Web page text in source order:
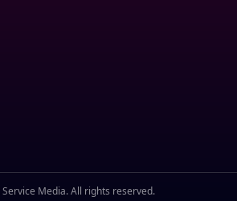
Media. All rights reserved.